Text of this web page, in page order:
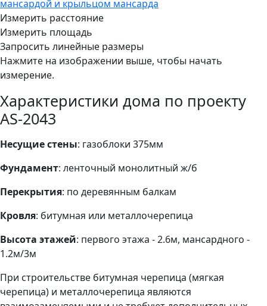
Измерить расстояние
Измерить площадь
Запросить линейные размеры
Нажмите на изображении выше, чтобы начать
измерение.
Характеристики дома по проекту
AS-2043
Несущие стены: газоблоки 375мм
Фундамент: ленточный монолитный ж/б
Перекрытия: по деревянным балкам
Кровля: битумная или металлочерепица
Высота этажей: первого этажа - 2.6м, мансардного -
1.2м/3м
При строительстве битумная черепица (мягкая
черепица) и металлочерепица являются